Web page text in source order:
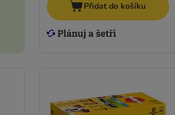
Přidat do košíku